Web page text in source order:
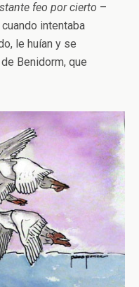
feo por cierto –
intentaba
le huían y se
Benidorm, que